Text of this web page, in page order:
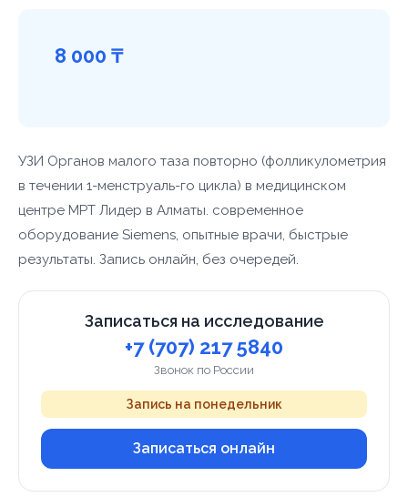
8 000 ₸
УЗИ Органов малого таза повторно (фолликулометрия
в течении 1-менструаль-го цикла) в медицинском
центре МРТ Лидер в Алматы. современное
оборудование Siemens, опытные врачи, быстрые
результаты. Запись онлайн, без очередей.
Записаться на исследование
+7 (707) 217 5840
Звонок по России
Запись на понедельник
Записаться онлайн